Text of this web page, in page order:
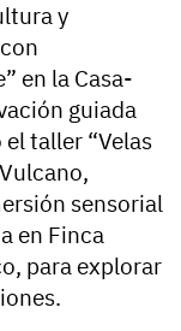
y
en la Casa-
guiada
taller “Velas
sensorial
en Finca
para explorar